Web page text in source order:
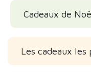
Cadeaux de
Les cadeaux